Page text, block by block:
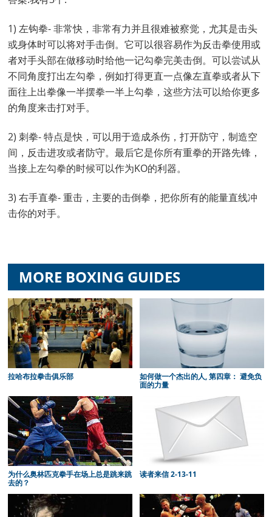
1) 左钩拳- 非常快，非常有力并且很难被察觉，尤其是击头
或身体时可以将对手击倒。它可以很容易作为反击拳使用或
者对手头部在做移动时给他一记勾拳完美击倒。可以尝试从
不同角度打出左勾拳，例如打得更直一点像左直拳或者从下
面往上出拳像一半摆拳一半上勾拳，这些方法可以给你更多
的角度来击打对手。
2) 刺拳- 特点是快，可以用于造成杀伤，打开防守，制造空
间，反击进攻或者防守。最后它是你所有重拳的开路先锋，
当接上左勾拳的时候可以作为KO的利器。
3) 右手直拳- 重击，主要的击倒拳，把你所有的能量直线冲
击你的对手。
MORE BOXING GUIDES
拉哈布拉拳击俱乐部
如何做一个杰出的人, 第四章： 避免负
面的力量
为什么奥林匹克拳手在场上总是跳来跳
去的？
读者来信 2-13-11